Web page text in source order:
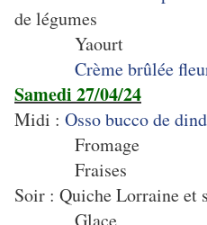
de légumes
Yaourt
Crème brûlée
Samedi 27/04/24
Midi : Osso bucco de
Fromage
Fraises
Soir : Quiche Lorraine et